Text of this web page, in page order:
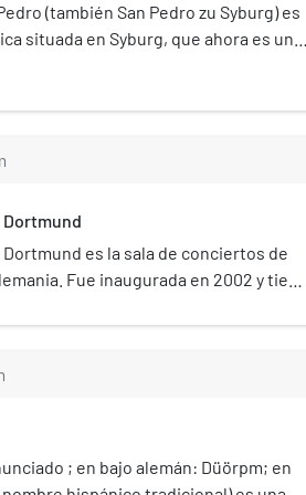
(también San Pedro zu Syburg) es
situada en Syburg, que ahora es un
Dortmund-Syburg". Sirve como sala de
en Syburg).
es la sala de conciertos de
Fue inaugurada en 2002 y tiene
el predio que ocupó el original
; en bajo alemán: Düörpm; en